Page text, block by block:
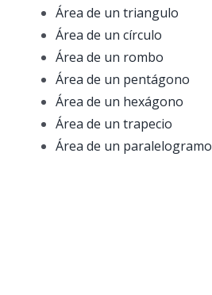
Área de un triangulo
Área de un círculo
Área de un rombo
Área de un pentágono
Área de un hexágono
Área de un trapecio
Área de un paralelogramo